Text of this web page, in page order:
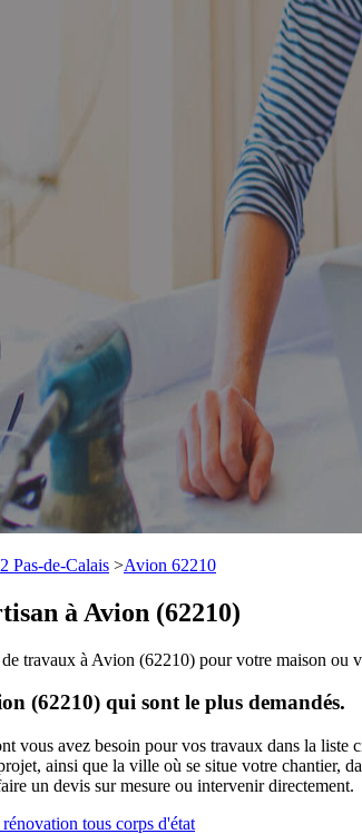
Pas-de-Calais >Avion 62210
à Avion (62210)
travaux à Avion (62210) pour votre maison ou
(62210) qui sont le plus demandés.
vous avez besoin pour vos travaux dans la liste
ainsi que la ville où se situe votre chantier,
un devis sur mesure ou intervenir directement.
tous corps d'état